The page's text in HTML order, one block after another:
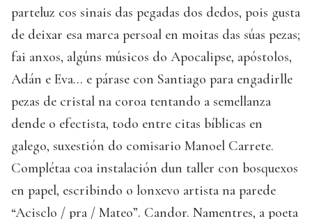
parteluz cos sinais das pegadas dos dedos, pois gusta
de deixar esa marca persoal en moitas das súas pezas;
fai anxos, algúns músicos do Apocalipse, apóstolos,
Adán e Eva... e párase con Santiago para engadirlle
pezas de cristal na coroa tentando a semellanza
dende o efectista, todo entre citas bíblicas en
galego, suxestión do comisario Manoel Carrete.
Complétaa coa instalación dun taller con bosquexos
en papel, escribindo o lonxevo artista na parede
“Acisclo / pra / Mateo”. Candor. Namentres, a poeta